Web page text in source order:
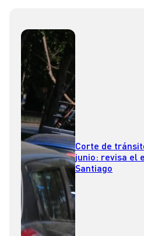
Corte de
junio: revisa el
Santiago